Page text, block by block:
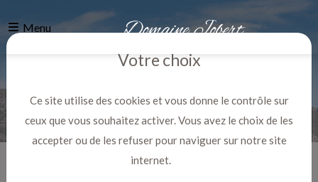
Menu
Votre choix
Ce site utilise des cookies et vous donne le contrôle sur
ceux que vous souhaitez activer. Vous avez le choix de les
accepter ou de les refuser pour naviguer sur notre site
internet.